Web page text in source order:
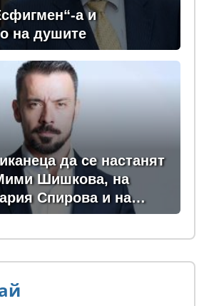
а и
на душите
да се настанят
Шишкова, на
Спирова и на